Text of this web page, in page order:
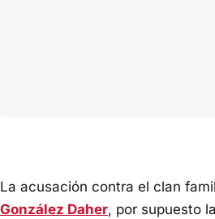
La acusación contra el clan
González Daher, por supuesto